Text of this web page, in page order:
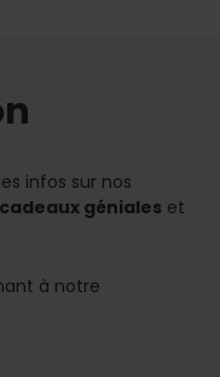
infos sur nos
géniales et
à notre